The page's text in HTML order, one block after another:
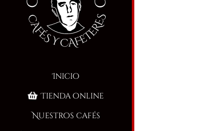
Inicio
Tienda online
Nuestros cafés